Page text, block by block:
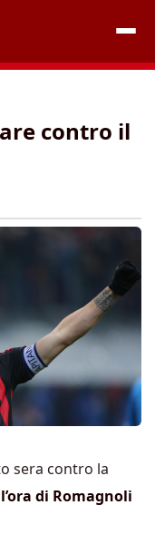
contro il
sera contro la
di Romagnoli